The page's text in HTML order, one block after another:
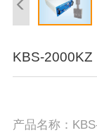
KBS-2000KZ
产品名称：